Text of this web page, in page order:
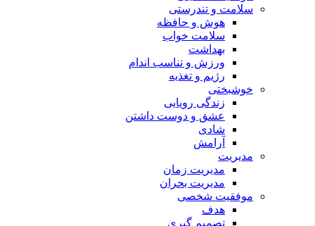
سلامت و تندرستی
هوش و حافظه
سلامت خواب
بهداشت
ورزش و تناسب اندام
رژیم و تغذیه
خوشبختی
زندگی رویایی
عشق و دوست داشتن
شادی
آرامش
مدیریت
مدیریت زمان
مدیریت بحران
موفقیت شخصی
هدف
تصمیم گیری